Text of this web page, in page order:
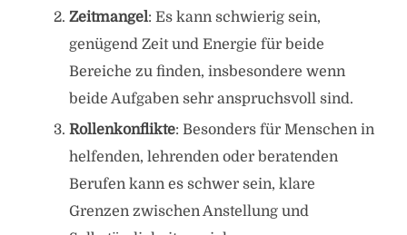
Zeitmangel: Es kann schwierig sein,
genügend Zeit und Energie für beide
Bereiche zu finden, insbesondere wenn
beide Aufgaben sehr anspruchsvoll sind.
Rollenkonflikte: Besonders für Menschen in
helfenden, lehrenden oder beratenden
Berufen kann es schwer sein, klare
Grenzen zwischen Anstellung und